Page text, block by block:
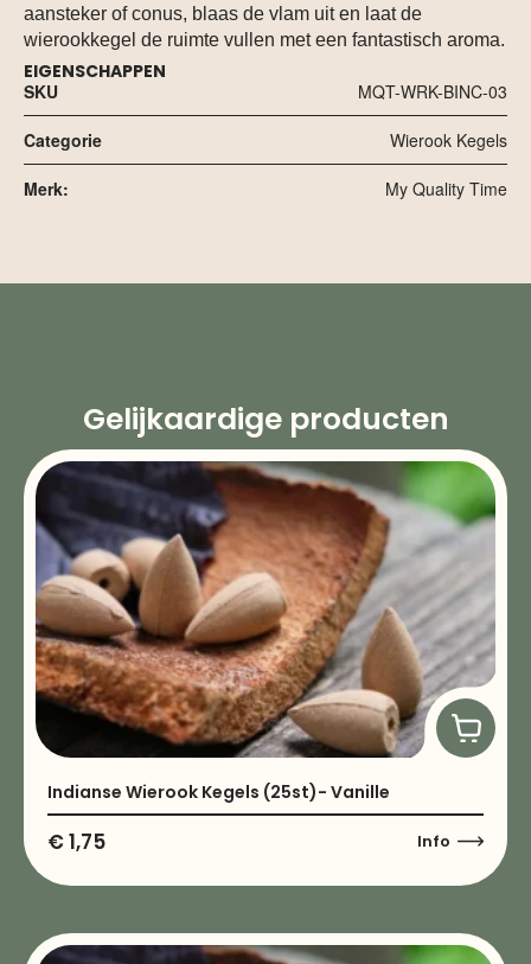
aansteker of conus, blaas de vlam uit en laat de
wierookkegel de ruimte vullen met een fantastisch aroma.
EIGENSCHAPPEN
SKU
MQT-WRK-BINC-03
Categorie Wierook Kegels
Merk: My Quality Time
Gelijkaardige producten
Indianse Wierook Kegels (25st)- Vanille
€1,75 Info